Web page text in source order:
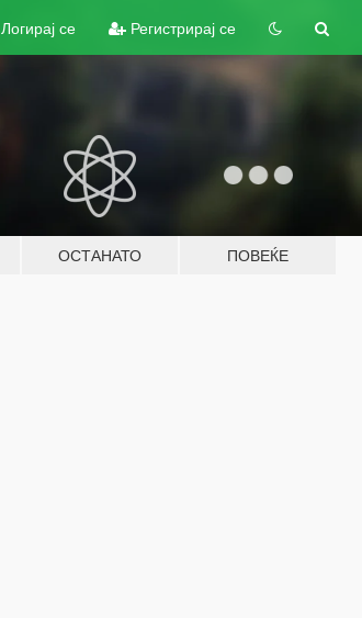
Логирај се Регистрирај се
ОСТАНАТО ПОВЕЌЕ